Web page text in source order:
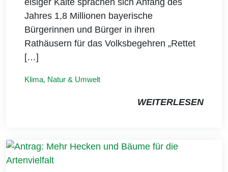
eisiger Kälte sprachen sich Anfang des
Jahres 1,8 Millionen bayerische
Bürgerinnen und Bürger in ihren
Rathäusern für das Volksbegehren „Rettet
[…]
Klima, Natur & Umwelt
WEITERLESEN